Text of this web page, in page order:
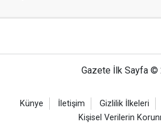
Gazete İlk Sayfa ©
Künye İletişim Gizlilik İlkeleri
Kişisel Verilerin